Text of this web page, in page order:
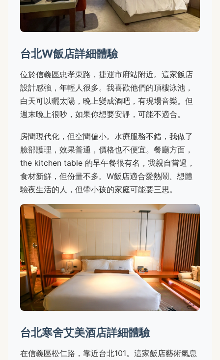
台北W飯店詳細體驗
位於信義區忠孝東路，捷運市府站附近。這家飯店
設計感強，年輕人很多。我喜歡他們的頂樓泳池，
白天可以曬太陽，晚上變成酒吧，有現場音樂。但
週末晚上很吵，如果你想要安靜，可能不適合。
房間現代化，但空間偏小。水療服務不錯，我做了
臉部護理，效果普通，價格也不便宜。餐廳方面，
the kitchen table 的早午餐很有名，我親自嘗過，
食材新鮮，但份量不多。W飯店適合愛熱鬧、想體
驗夜生活的人，但帶小孩的家庭可能要三思。
台北寒舍艾美酒店詳細體驗
在信義區松仁路，靠近台北101。這家飯店藝術氣息